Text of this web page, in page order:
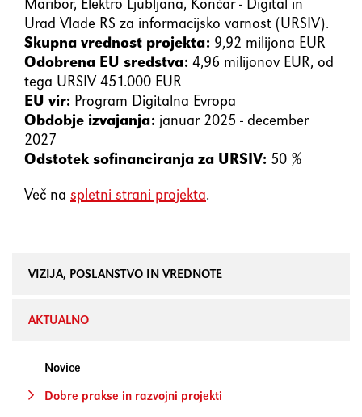
VIZIJA, POSLANSTVO IN VREDNOTE
AKTUALNO
Novice
Dobre prakse in razvojni projekti
Maribor, Elektro Ljubljana, Končar - Digital in
Urad Vlade RS za informacijsko varnost (URSIV).
Skupna vrednost projekta: 9,92 milijona EUR
Odobrena EU sredstva: 4,96 milijonov EUR, od
tega URSIV 451.000 EUR
EU vir: Program Digitalna Evropa
Obdobje izvajanja: januar 2025 - december
2027
Odstotek sofinanciranja za URSIV: 50 %
Več na spletni strani projekta.